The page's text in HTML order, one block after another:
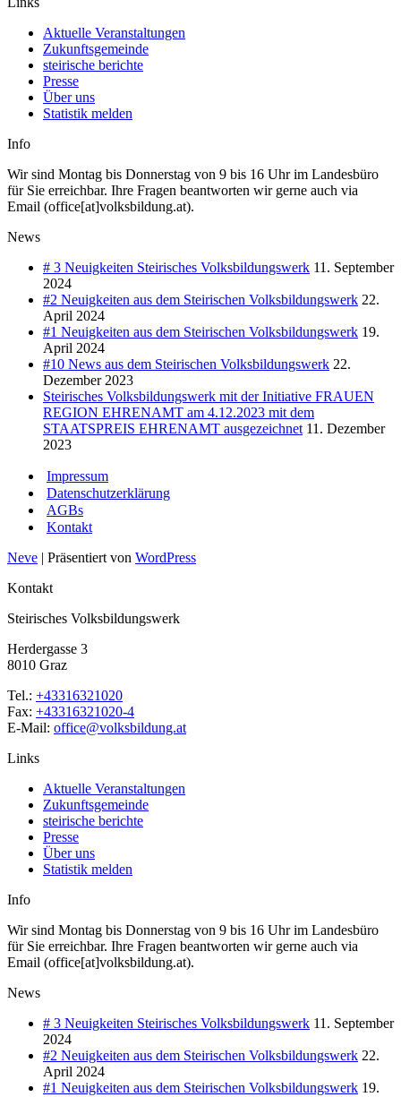
Aktuelle Veranstaltungen
Zukunftsgemeinde
steirische berichte
Presse
Über uns
Statistik melden
Info
Wir sind Montag bis Donnerstag von 9 bis 16 Uhr im Landesbüro
für Sie erreichbar. Ihre Fragen beantworten wir gerne auch via
Email (office[at]volksbildung.at).
News
# 3 Neuigkeiten Steirisches Volksbildungswerk 11. September
2024
#2 Neuigkeiten aus dem Steirischen Volksbildungswerk 22.
April 2024
#1 Neuigkeiten aus dem Steirischen Volksbildungswerk 19.
April 2024
#10 News aus dem Steirischen Volksbildungswerk 22.
Dezember 2023
Steirisches Volksbildungswerk mit der Initiative FRAUEN
REGION EHRENAMT am 4.12.2023 mit dem
STAATSPREIS EHRENAMT ausgezeichnet 11. Dezember
2023
Impressum
Datenschutzerklärung
AGBs
Kontakt
Neve | Präsentiert von WordPress
Kontakt
Steirisches Volksbildungswerk
Herdergasse 3
8010 Graz
Tel.: +43316321020
Fax: +43316321020-4
E-Mail: office@volksbildung.at
Links
Aktuelle Veranstaltungen
Zukunftsgemeinde
steirische berichte
Presse
Über uns
Statistik melden
Info
Wir sind Montag bis Donnerstag von 9 bis 16 Uhr im Landesbüro
für Sie erreichbar. Ihre Fragen beantworten wir gerne auch via
Email (office[at]volksbildung.at).
News
# 3 Neuigkeiten Steirisches Volksbildungswerk 11. September
2024
#2 Neuigkeiten aus dem Steirischen Volksbildungswerk 22.
April 2024
#1 Neuigkeiten aus dem Steirischen Volksbildungswerk 19.